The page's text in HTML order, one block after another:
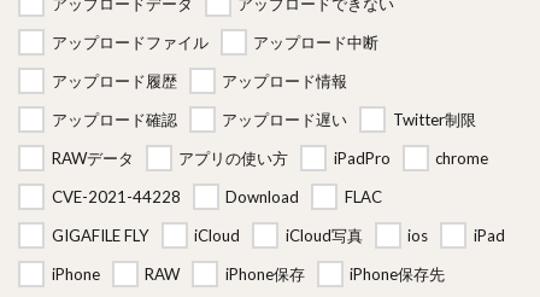
アップロードファイル
アップロード中断
アップロード履歴
アップロード情報
アップロード確認
アップロード遅い
Twitter制限
RAWデータ
アプリの使い方 iPadPro
chrome
CVE-2021-44228
Download
FLAC
GIGAFILE FLY
iCloud iCloud写真 ios
iPad
iPhone
RAW iPhone保存
iPhone保存先